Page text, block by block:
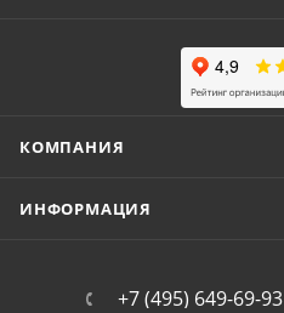
КОМПАНИЯ
ИНФОРМАЦИЯ
+7 (495) 649-69-93